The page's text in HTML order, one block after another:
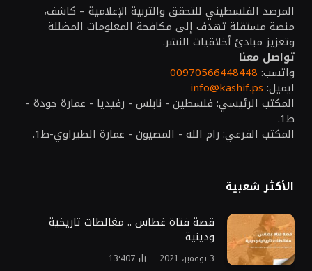
المرصد الفلسطيني للتحقق والتربية الإعلامية – كاشف،
منصة مستقلة تهدف إلى مكافحة المعلومات المضللة
وتعزيز مبادئ أخلاقيات النشر.
تواصل معنا
واتسب: 00970566448448
ايميل: info@kashif.ps
المكتب الرئيسي: فلسطين - نابلس - رفيديا - عمارة جودة -
ط1.
المكتب الفرعي: رام الله - المصيون - عمارة الطيراوي-ط1.
الأكثر شعبية
قصة فتاة غطاس .. مغالطات تاريخية
ودينية
3 نوفمبر، 2021 13٬407